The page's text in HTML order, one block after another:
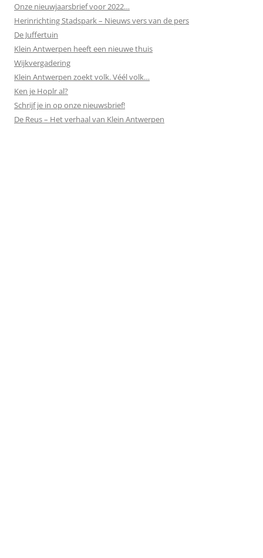
Onze nieuwjaarsbrief voor 2022…
Herinrichting Stadspark – Nieuws vers van de pers
De Juffertuin
Klein Antwerpen heeft een nieuwe thuis
Wijkvergadering
Klein Antwerpen zoekt volk. Véél volk…
Ken je Hoplr al?
Schrijf je in op onze nieuwsbrief!
De Reus – Het verhaal van Klein Antwerpen